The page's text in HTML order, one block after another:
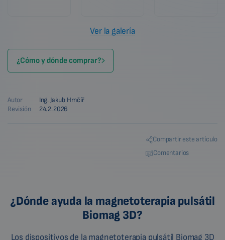
Ver la galería
¿Cómo y dónde comprar?
Autor
Ing. Jakub Hrnčíř
Revisión
24.2.2026
Compartir este artículo
Comentarios
¿Dónde ayuda la magnetoterapia pulsátil
Biomag 3D?
Los dispositivos de la magnetoterapia pulsátil Biomag 3D